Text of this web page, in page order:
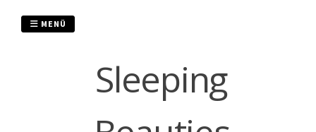
Sleeping
MENÜ